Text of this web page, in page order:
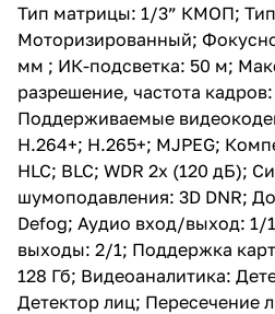
Тревожные входы/выходы: 2/1;
Поддержка карт памяти:
MicroSD, до 128 Гб;
Видеоаналитика: Детектор
движения; Детектор лиц;
Пересечение линии;
Пересечение области;
Изменение сцены;
Оставленные/Пропавшие
предметы; Электропитание:
PoE+ 802.3at / DC 12 В, до 12,95
Вт; Класс защиты: IP67 IK10;
Диапазон рабочих температур:
-40°С...60°С; Тип корпуса:
Цилиндрическая
Тип матрицы: 1/3” КМОП;
Моторизированный;
мм ; ИК-подсветка: 50 м;
разрешение, частота
Поддерживаемые
H.264+; H.265+; MJPEG;
HLC; BLC; WDR 2x (120 дБ);
шумоподавления: 3D DNR;
Defog; Аудио вход/выход:
выходы: 2/1; Поддержка
128 Гб; Видеоаналитика:
Детектор лиц; Пересечение